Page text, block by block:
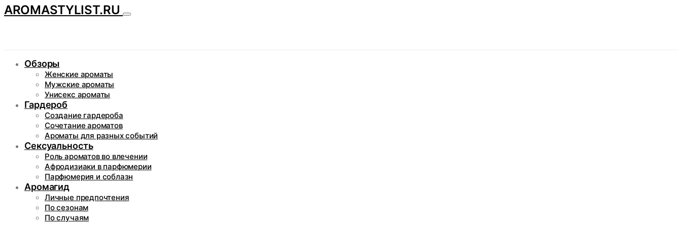
AROMASTYLIST.RU
Обзоры
Женские ароматы
Мужские ароматы
Унисекс ароматы
Гардероб
Создание гардероба
Сочетание ароматов
Ароматы для разных событий
Сексуальность
Роль ароматов во влечении
Афродизиаки в парфюмерии
Парфюмерия и соблазн
Аромагид
Личные предпочтения
По сезонам
По случаям